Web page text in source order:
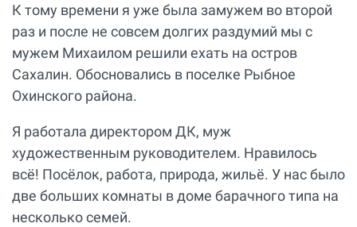
К тому времени я уже была замужем во второй
раз и после не совсем долгих раздумий мы с
мужем Михаилом решили ехать на остров
Сахалин. Обосновались в поселке Рыбное
Охинского района.
Я работала директором ДК, муж
художественным руководителем. Нравилось
всё! Посёлок, работа, природа, жильё. У нас было
две больших комнаты в доме барачного типа на
несколько семей.